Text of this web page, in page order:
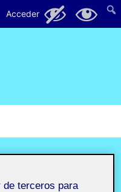
Acceder 131 11
de terceros para